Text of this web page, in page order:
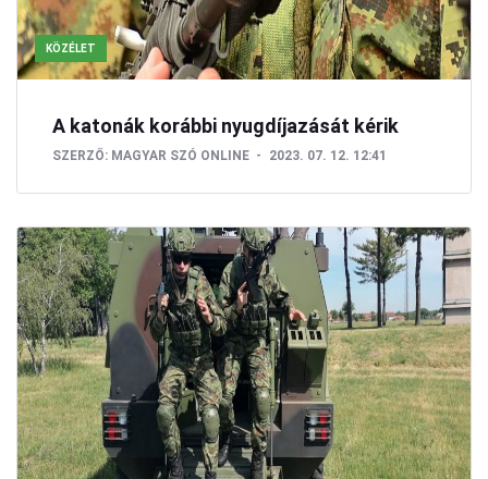
KÖZÉLET
A katonák korábbi nyugdíjazását kérik
SZERZŐ: MAGYAR SZÓ ONLINE 2023. 07. 12. 12:41